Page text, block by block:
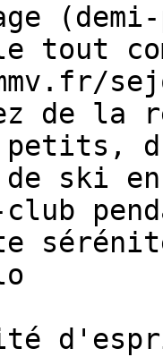
tout
de la
de ski